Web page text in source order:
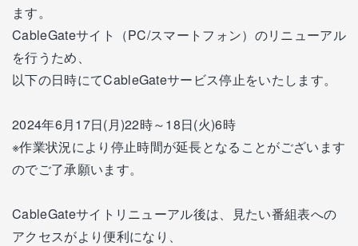
ます。
CableGateサイト（PC/スマートフォン）のリニューアル
を行うため、
以下の日時にてCableGateサービス停止をいたします。
2024年6月17日(月)22時～18日(火)6時
※作業状況により停止時間が延長となることがございます
のでご了承願います。
CableGateサイトリニューアル後は、見たい番組表への
アクセスがより便利になり、